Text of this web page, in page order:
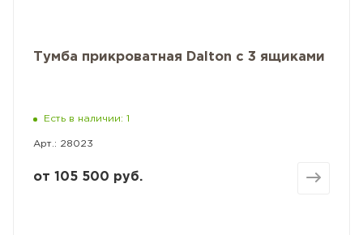
Тумба прикроватная Dalton с 3 ящиками
Есть в наличии: 1
Арт.: 28023
от 105 500 руб.